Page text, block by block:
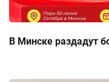
В Минске раздадут